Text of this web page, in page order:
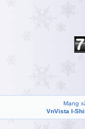
Mạng
VnVista I-